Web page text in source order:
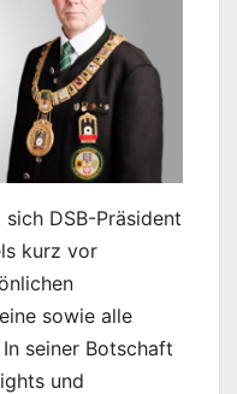
DSB-Präsident
kurz vor
sowie alle
seiner Botschaft
und